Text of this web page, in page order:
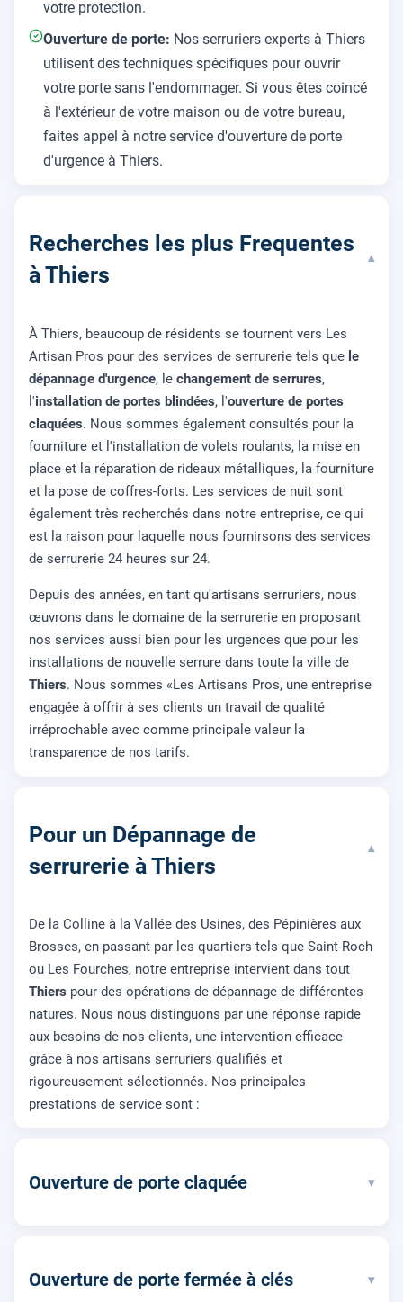
votre protection.
Ouverture de porte: Nos serruriers experts à Thiers
utilisent des techniques spécifiques pour ouvrir
votre porte sans l'endommager. Si vous êtes coincé
à l'extérieur de votre maison ou de votre bureau,
faites appel à notre service d'ouverture de porte
d'urgence à Thiers.
Recherches les plus Frequentes
à Thiers
▾
À Thiers, beaucoup de résidents se tournent vers Les
Artisan Pros pour des services de serrurerie tels que le
dépannage d'urgence, le changement de serrures,
l'installation de portes blindées, l'ouverture de portes
claquées. Nous sommes également consultés pour la
fourniture et l'installation de volets roulants, la mise en
place et la réparation de rideaux métalliques, la fourniture
et la pose de coffres-forts. Les services de nuit sont
également très recherchés dans notre entreprise, ce qui
est la raison pour laquelle nous fournirsons des services
de serrurerie 24 heures sur 24.
Depuis des années, en tant qu'artisans serruriers, nous
œuvrons dans le domaine de la serrurerie en proposant
nos services aussi bien pour les urgences que pour les
installations de nouvelle serrure dans toute la ville de
Thiers. Nous sommes «Les Artisans Pros, une entreprise
engagée à offrir à ses clients un travail de qualité
irréprochable avec comme principale valeur la
transparence de nos tarifs.
Pour un Dépannage de
serrurerie à Thiers
▾
De la Colline à la Vallée des Usines, des Pépinières aux
Brosses, en passant par les quartiers tels que Saint-Roch
ou Les Fourches, notre entreprise intervient dans tout
Thiers pour des opérations de dépannage de différentes
natures. Nous nous distinguons par une réponse rapide
aux besoins de nos clients, une intervention efficace
grâce à nos artisans serruriers qualifiés et
rigoureusement sélectionnés. Nos principales
prestations de service sont :
Ouverture de porte claquée ▾
Ouverture de porte fermée à clés ▾